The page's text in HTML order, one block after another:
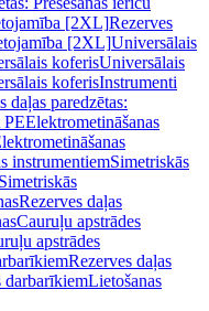
[2XL]Rezerves
[2XL]Universālais
koferisUniversālais
koferisInstrumenti
daļas paredzētas:
PEElektrometināšanas
instrumentiemSimetriskās
Rezerves daļas
Cauruļu apstrādes
apstrādes
Rezerves daļas
darbarīkiemLietošanas